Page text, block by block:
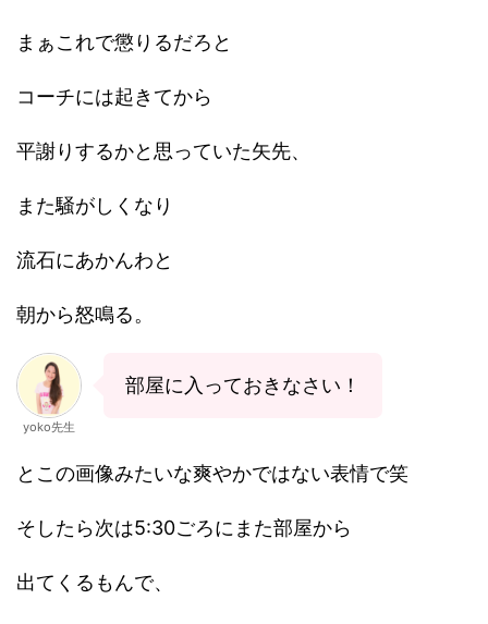
まぁこれで懲りるだろと
コーチには起きてから
平謝りするかと思っていた矢先、
また騒がしくなり
流石にあかんわと
朝から怒鳴る。
yoko先生
部屋に入っておきなさい！
とこの画像みたいな爽やかではない表情で笑
そしたら次は5:30ごろにまた部屋から
出てくるもんで、